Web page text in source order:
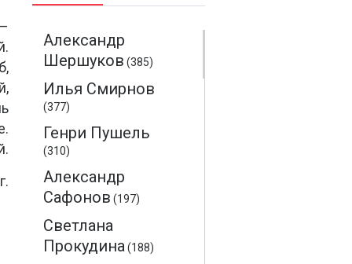
Александр
Шершуков (385)
Илья Смирнов
(377)
Генри Пушель
(310)
Александр
Сафонов (197)
Светлана
Прокудина(188)